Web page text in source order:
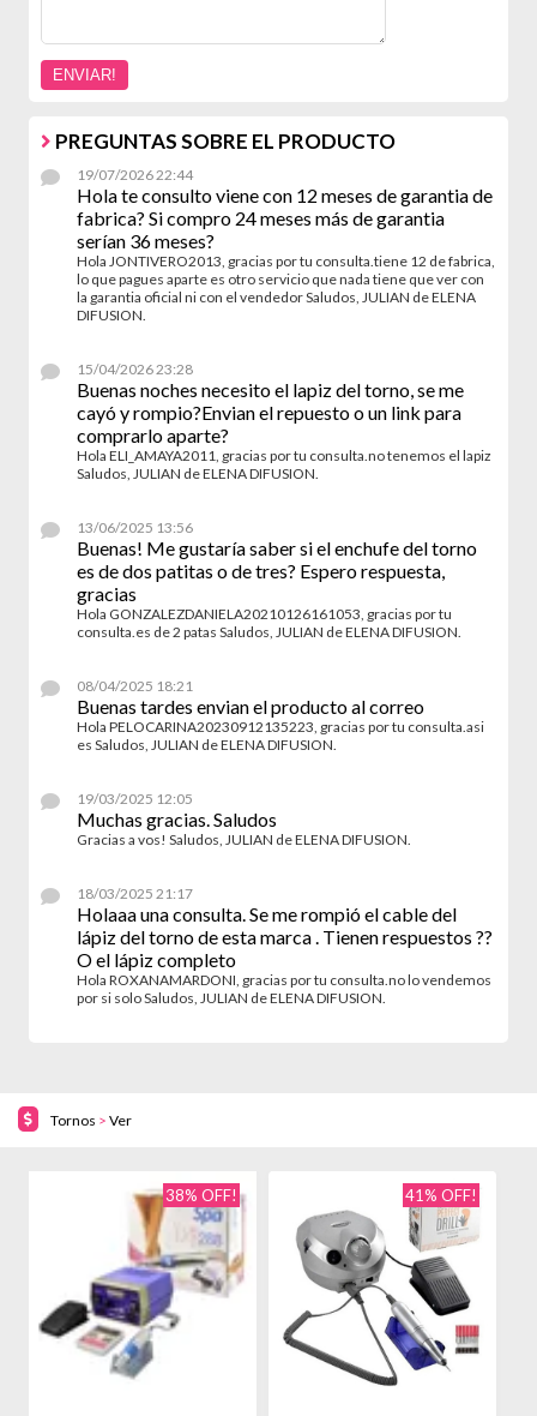
PREGUNTAS SOBRE EL PRODUCTO
19/07/2026 22:44
Hola te consulto viene con 12 meses de garantia de
fabrica? Si compro 24 meses más de garantia
serían 36 meses?
Hola JONTIVERO2013, gracias por tu consulta.tiene 12 de fabrica,
lo que pagues aparte es otro servicio que nada tiene que ver con
la garantia oficial ni con el vendedor Saludos, JULIAN de ELENA
DIFUSION.
15/04/2026 23:28
Buenas noches necesito el lapiz del torno, se me
cayó y rompio?Envian el repuesto o un link para
comprarlo aparte?
Hola ELI_AMAYA2011, gracias por tu consulta.no tenemos el lapiz
Saludos, JULIAN de ELENA DIFUSION.
13/06/2025 13:56
Buenas! Me gustaría saber si el enchufe del torno
es de dos patitas o de tres? Espero respuesta,
gracias
Hola GONZALEZDANIELA20210126161053, gracias por tu
consulta.es de 2 patas Saludos, JULIAN de ELENA DIFUSION.
08/04/2025 18:21
Buenas tardes envian el producto al correo
Hola PELOCARINA20230912135223, gracias por tu consulta.asi
es Saludos, JULIAN de ELENA DIFUSION.
19/03/2025 12:05
Muchas gracias. Saludos
Gracias a vos! Saludos, JULIAN de ELENA DIFUSION.
18/03/2025 21:17
Holaaa una consulta. Se me rompió el cable del
lápiz del torno de esta marca . Tienen respuestos ??
O el lápiz completo
Hola ROXANAMARDONI, gracias por tu consulta.no lo vendemos
por si solo Saludos, JULIAN de ELENA DIFUSION.
Tornos > Ver
38% OFF! 41% OFF!